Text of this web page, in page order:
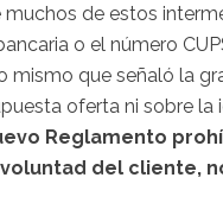
muchos de estos
o el número
que señaló la
oferta ni sobre la
Reglamento
del cliente,